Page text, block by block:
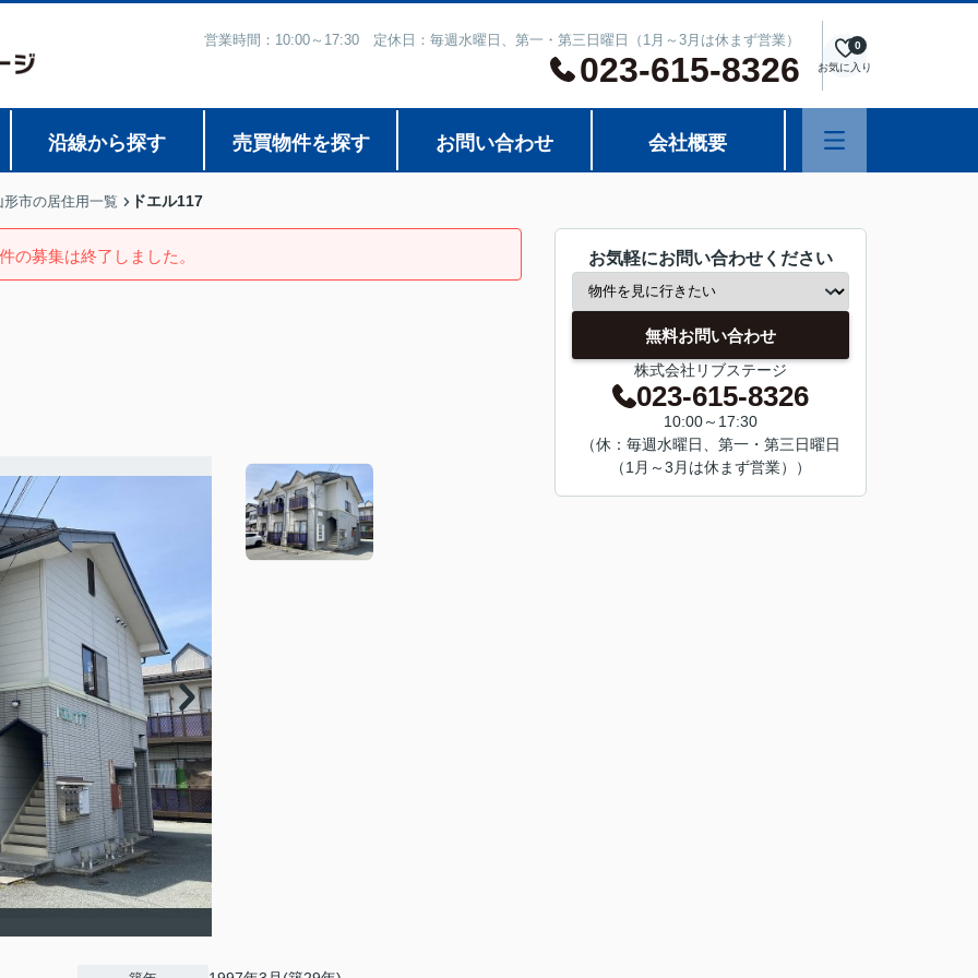
営業時間：10:00～17:30 定休日：毎週水曜日、第一・第三日曜日（1月～3月は休まず営業）
023-615-8326 お気に入り
0
沿線から探す 売買物件を探す お問い合わせ 会社概要
形市の居住用一覧 ドエル117
の募集は終了しました。 お気軽にお問い合わせください
無料お問い合わせ
株式会社リブステージ
023-615-8326
10:00～17:30
（休：毎週水曜日、第一・第三日曜日
（1月～3月は休まず営業））